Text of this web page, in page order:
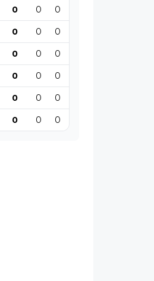
0 0 0
0 0 0
0 0 0
0 0 0
0 0 0
0 0 0